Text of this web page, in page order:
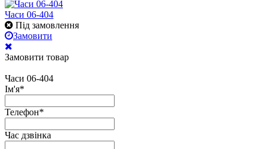
Часи 06-404
Під замовлення
Замовити
Замовити товар
Часи 06-404
Ім'я*
Телефон*
Час дзвінка